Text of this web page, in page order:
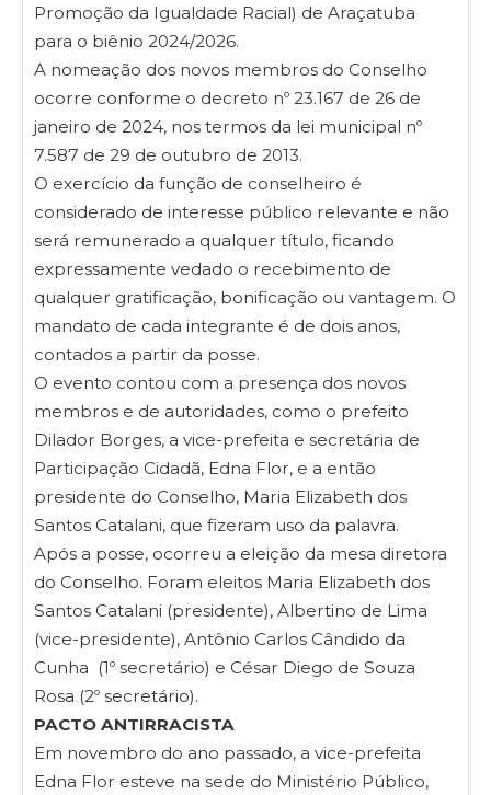
Promoção da Igualdade Racial) de Araçatuba
para o biênio 2024/2026.
A nomeação dos novos membros do Conselho
ocorre conforme o decreto nº 23.167 de 26 de
janeiro de 2024, nos termos da lei municipal nº
7.587 de 29 de outubro de 2013.
O exercício da função de conselheiro é
considerado de interesse público relevante e não
será remunerado a qualquer título, ficando
expressamente vedado o recebimento de
qualquer gratificação, bonificação ou vantagem. O
mandato de cada integrante é de dois anos,
contados a partir da posse.
O evento contou com a presença dos novos
membros e de autoridades, como o prefeito
Dilador Borges, a vice-prefeita e secretária de
Participação Cidadã, Edna Flor, e a então
presidente do Conselho, Maria Elizabeth dos
Santos Catalani, que fizeram uso da palavra.
Após a posse, ocorreu a eleição da mesa diretora
do Conselho. Foram eleitos Maria Elizabeth dos
Santos Catalani (presidente), Albertino de Lima
(vice-presidente), Antônio Carlos Cândido da
Cunha (1º secretário) e César Diego de Souza
Rosa (2º secretário).
PACTO ANTIRRACISTA
Em novembro do ano passado, a vice-prefeita
Edna Flor esteve na sede do Ministério Público,